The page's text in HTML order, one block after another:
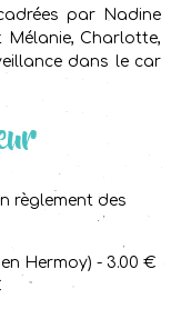
par Nadine
Mélanie, Charlotte,
dans le car
règlement des
Hermoy) - 3.00 €